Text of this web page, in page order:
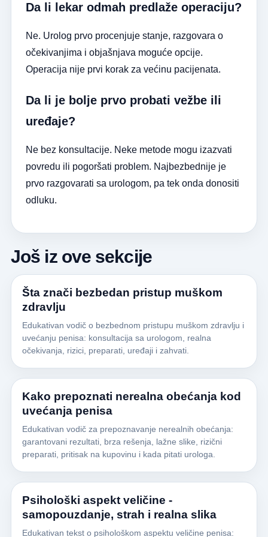
Da li lekar odmah predlaže operaciju?
Ne. Urolog prvo procenjuje stanje, razgovara o
očekivanjima i objašnjava moguće opcije.
Operacija nije prvi korak za većinu pacijenata.
Da li je bolje prvo probati vežbe ili
uređaje?
Ne bez konsultacije. Neke metode mogu izazvati
povredu ili pogoršati problem. Najbezbednije je
prvo razgovarati sa urologom, pa tek onda donositi
odluku.
Još iz ove sekcije
Šta znači bezbedan pristup muškom
zdravlju
Edukativan vodič o bezbednom pristupu muškom zdravlju i
uvećanju penisa: konsultacija sa urologom, realna
očekivanja, rizici, preparati, uređaji i zahvati.
Kako prepoznati nerealna obećanja kod
uvećanja penisa
Edukativan vodič za prepoznavanje nerealnih obećanja:
garantovani rezultati, brza rešenja, lažne slike, rizični
preparati, pritisak na kupovinu i kada pitati urologa.
Psihološki aspekt veličine -
samopouzdanje, strah i realna slika
Edukativan tekst o psihološkom aspektu veličine penisa: